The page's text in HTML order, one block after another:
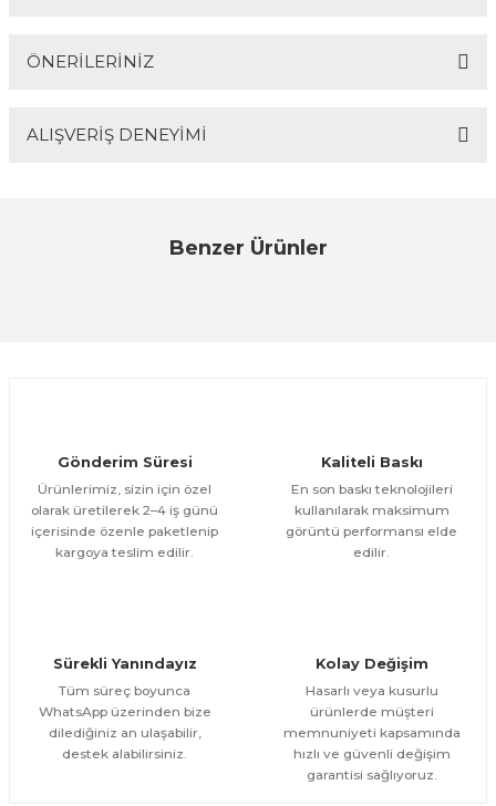
ÖNERİLERİNİZ
Bu ürünün fiyat bilgisi, resim, ürün açıklamalarında ve
Ürün resmi kalitesiz, bozuk veya görüntülenemiyor.
ALIŞVERİŞ DENEYİMİ
Sitemize ilk yorumu siz yapın!
Benzer Ürünler
Bisikletli Kız 2 Parça Kanvas - Canvas Tablo
1.200,00 TL
1.000,00 TL
ÜRÜNÜ İNCELE
%17
1.000,00 TL %17
Evinemoda
Gönderim Süresi
Ürünlerimiz, sizin için özel
olarak üretilerek 2–4 iş günü
içerisinde özenle paketlenip
kargoya teslim edilir.
Kaliteli Baskı
En son baskı teknolojileri
kullanılarak maksimum
görüntü performansı elde
edilir.
Sürekli Yanındayız
Tüm süreç boyunca
WhatsApp üzerinden bize
dilediğiniz an ulaşabilir,
destek alabilirsiniz.
Kolay Değişim
Hasarlı veya kusurlu
ürünlerde müşteri
memnuniyeti kapsamında
hızlı ve güvenli değişim
garantisi sağlıyoruz.